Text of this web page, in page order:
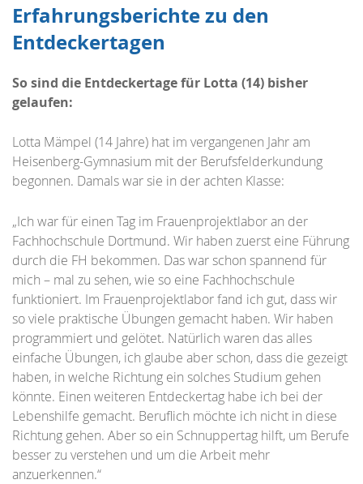
Erfahrungsberichte zu den
Entdeckertagen
So sind die Entdeckertage für Lotta (14) bisher
gelaufen:
Lotta Mämpel (14 Jahre) hat im vergangenen Jahr am
Heisenberg-Gymnasium mit der Berufsfelderkundung
begonnen. Damals war sie in der achten Klasse:
„Ich war für einen Tag im Frauenprojektlabor an der
Fachhochschule Dortmund. Wir haben zuerst eine Führung
durch die FH bekommen. Das war schon spannend für
mich – mal zu sehen, wie so eine Fachhochschule
funktioniert. Im Frauenprojektlabor fand ich gut, dass wir
so viele praktische Übungen gemacht haben. Wir haben
programmiert und gelötet. Natürlich waren das alles
einfache Übungen, ich glaube aber schon, dass die gezeigt
haben, in welche Richtung ein solches Studium gehen
könnte. Einen weiteren Entdeckertag habe ich bei der
Lebenshilfe gemacht. Beruflich möchte ich nicht in diese
Richtung gehen. Aber so ein Schnuppertag hilft, um Berufe
besser zu verstehen und um die Arbeit mehr
anzuerkennen.“